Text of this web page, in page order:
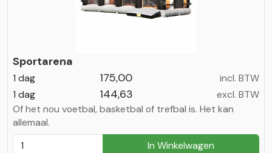
Sportarena
1 dag 175,00
incl. BTW
1 dag
144,63
excl. BTW
Of het nou voetbal, basketbal of trefbal is. Het kan
allemaal.
In Winkelwagen